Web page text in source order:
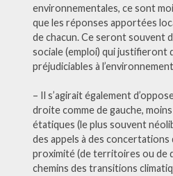
environnementales, ce sont
que les réponses apportées
de chacun. Ce seront souvent
sociale (emploi) qui justifieront
préjudiciables à
– Il s’agirait également
droite comme de gauche,
étatiques (le plus souvent
des appels à des
proximité (de territoires ou de
chemins des transitions